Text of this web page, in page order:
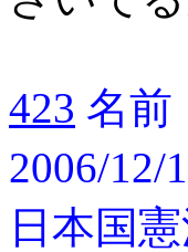
423 名前
2006/12/
日本国